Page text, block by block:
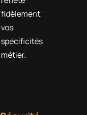
fidèlement
vos
spécificités
métier.